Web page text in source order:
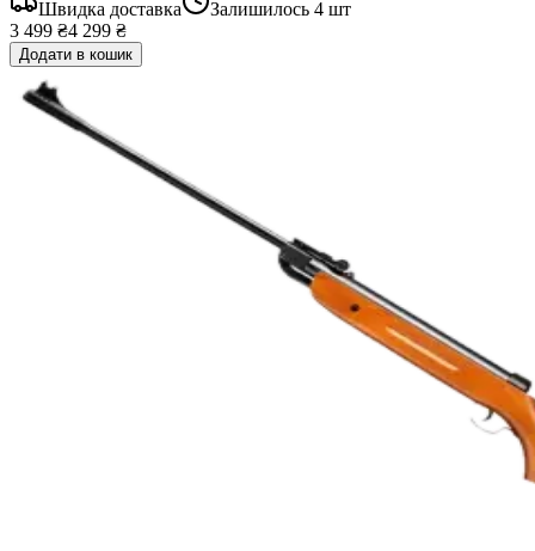
Швидка доставка Залишилось 4 шт
3 499 ₴4 299 ₴
Додати в кошик